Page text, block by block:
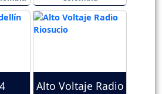
Alto Voltaje Radio